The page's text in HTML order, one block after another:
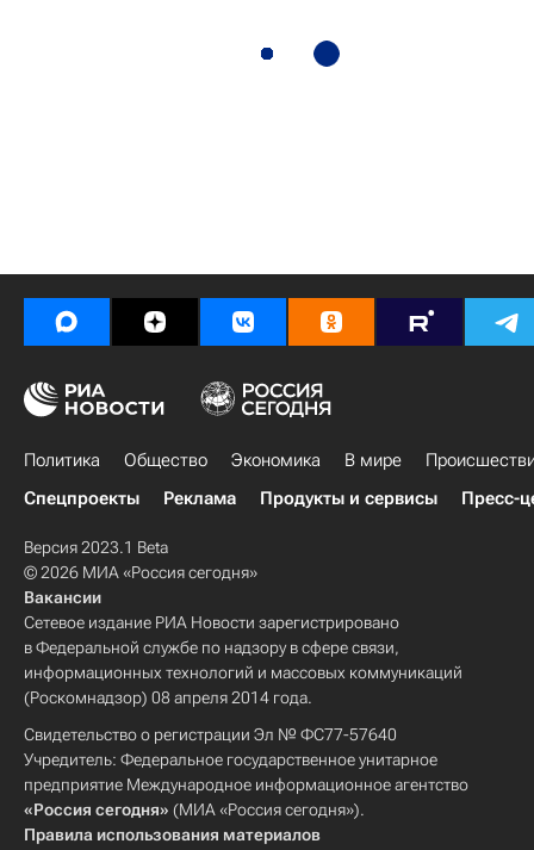
Политика Общество Экономика В мире
Спецпроекты
Реклама Продукты и сервисы Пресс-
Версия 2023.1 Beta
© 2026 МИА «Россия сегодня»
Вакансии
Сетевое издание РИА Новости зарегистрировано
в Федеральной службе по надзору в сфере связи,
информационных технологий и массовых коммуникаций
(Роскомнадзор) 08 апреля 2014 года.
Свидетельство о регистрации Эл № ФС77-57640
Учредитель: Федеральное государственное унитарное
предприятие Международное информационное агентство
«Россия сегодня» (МИА «Россия сегодня»).
Правила использования материалов